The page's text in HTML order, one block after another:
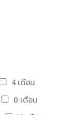
4 เดือน
8 เดือน